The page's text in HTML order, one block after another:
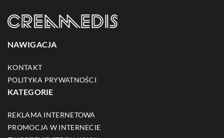
NAWIGACJA
KONTAKT
POLITYKA PRYWATNOŚCI
KATEGORIE
REKLAMA INTERNETOWA
PROMOCJA W INTERNECIE